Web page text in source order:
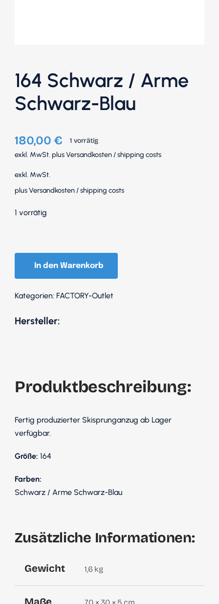
164 Schwarz / Arme
Schwarz-Blau
180,00€ 1 vorrätig
exkl. MwSt. plusVersandkosten /shipping costs
exkl. MwSt.
plusVersandkosten /shipping costs
1 vorrätig
Schwarz
Blau
In den Warenkorb
Kategorien: FACTORY-Outlet
Hersteller:
Produktbeschreibung:
Fertig produzierter Skisprunganzug ab Lager
verfügbar.
Größe: 164
Farben:
Schwarz / Arme Schwarz-Blau
Zusätzliche Informationen:
Gewicht 1,6 kg